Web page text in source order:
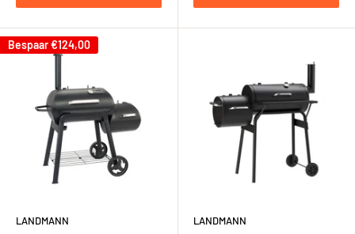
Bespaar€124,00
LANDMANN LANDMANN